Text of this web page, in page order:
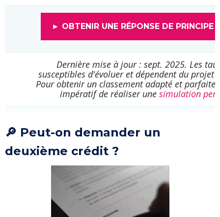
► OBTENIR UNE RÉPONSE DE PRINCIPE
Dernière mise à jour : sept. 2025. Les
susceptibles d'évoluer et dépendent du projet
Pour obtenir un classement adapté et
impératif de réaliser une simulation
🔎 Peut-on demander un
deuxième crédit ?